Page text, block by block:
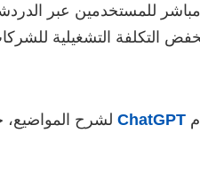
للمستخدمين عبر الدردشة
التكلفة التشغيلية
ChatGPT لشرح